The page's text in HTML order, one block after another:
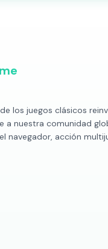
los juegos clásicos
a nuestra comunidad
navegador, acción